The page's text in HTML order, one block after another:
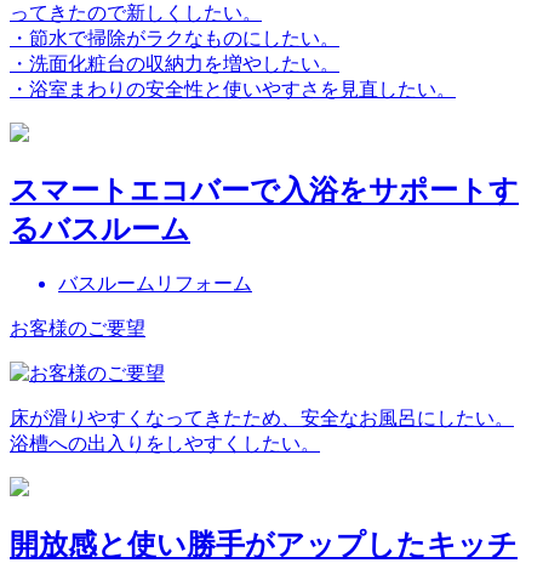
ってきたので新しくしたい。
・節水で掃除がラクなものにしたい。
・洗面化粧台の収納力を増やしたい。
・浴室まわりの安全性と使いやすさを見直したい。
スマートエコバーで入浴をサポートす
るバスルーム
バスルームリフォーム
お客様のご要望
床が滑りやすくなってきたため、安全なお風呂にしたい。
浴槽への出入りをしやすくしたい。
開放感と使い勝手がアップしたキッチ